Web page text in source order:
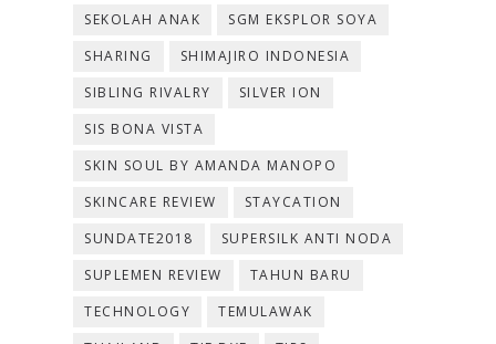
SEKOLAH ANAK
SGM EKSPLOR SOYA
SHARING
SHIMAJIRO INDONESIA
SIBLING RIVALRY
SILVER ION
SIS BONA VISTA
SKIN SOUL BY AMANDA MANOPO
SKINCARE REVIEW
STAYCATION
SUNDATE2018
SUPERSILK ANTI NODA
SUPLEMEN REVIEW
TAHUN BARU
TECHNOLOGY
TEMULAWAK